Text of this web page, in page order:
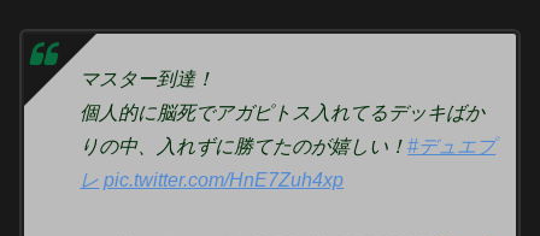
マスター到達！
個人的に脳死でアガピトス入れてるデッキばか
りの中、入れずに勝てたのが嬉しい！#デュエプ
レ pic.twitter.com/HnE7Zuh4xp